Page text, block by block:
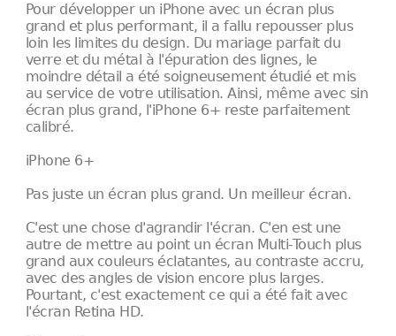
Pour développer un iPhone avec un écran plus
grand et plus performant, il a fallu repousser plus
loin les limites du design. Du mariage parfait du
verre et du métal à l'épuration des lignes, le
moindre détail a été soigneusement étudié et mis
au service de votre utilisation. Ainsi, même avec sin
écran plus grand, l'iPhone 6+ reste parfaitement
calibré.
iPhone 6+
Pas juste un écran plus grand. Un meilleur écran.
C'est une chose d'agrandir l'écran. C'en est une
autre de mettre au point un écran Multi-Touch plus
grand aux couleurs éclatantes, au contraste accru,
avec des angles de vision encore plus larges.
Pourtant, c'est exactement ce qui a été fait avec
l'écran Retina HD.